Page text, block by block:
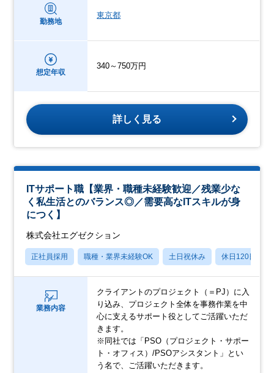
勤務地
東京都
想定年収
340～750万円
詳しく見る
ITサポート職【業界・職種未経験歓迎／残業少な
く私生活とのバランス◎／需要高なITスキルが身
につく】
株式会社エグゼクション
正社員採用 職種・業界未経験OK 土日祝休み 休日120日以上
業務内容
クライアントのプロジェクト（＝PJ）に⼊
り込み、プロジェクト全体を事務作業を中
心に支えるサポート役としてご活躍いただ
きます。
※同社では「PSO（プロジェクト・サポー
ト・オフィス）/PSOアシスタント」とい
う名で、ご活躍いただきます。